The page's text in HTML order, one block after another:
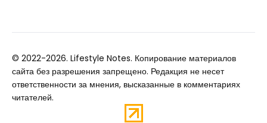
© 2022-2026. Lifestyle Notes. Копирование материалов
сайта без разрешения запрещено. Редакция не несет
ответственности за мнения, высказанные в комментариях
читателей.